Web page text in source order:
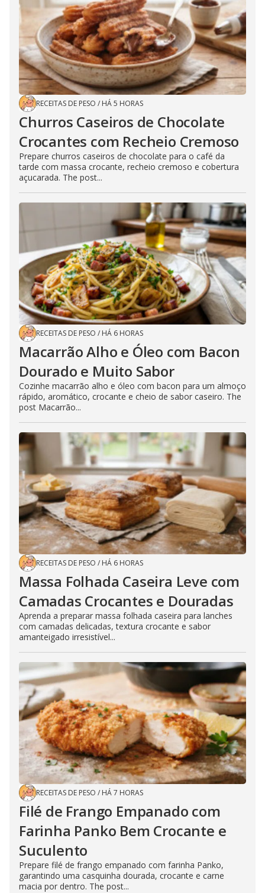
RECEITAS DE PESO / HÁ 5 HORAS
Churros Caseiros de Chocolate
Crocantes com Recheio Cremoso
Prepare churros caseiros de chocolate para o café da
tarde com massa crocante, recheio cremoso e cobertura
açucarada. The post...
RECEITAS DE PESO / HÁ 6 HORAS
Macarrão Alho e Óleo com Bacon
Dourado e Muito Sabor
Cozinhe macarrão alho e óleo com bacon para um almoço
rápido, aromático, crocante e cheio de sabor caseiro. The
post Macarrão...
RECEITAS DE PESO / HÁ 6 HORAS
Massa Folhada Caseira Leve com
Camadas Crocantes e Douradas
Aprenda a preparar massa folhada caseira para lanches
com camadas delicadas, textura crocante e sabor
amanteigado irresistível...
RECEITAS DE PESO / HÁ 7 HORAS
Filé de Frango Empanado com
Farinha Panko Bem Crocante e
Suculento
Prepare filé de frango empanado com farinha Panko,
garantindo uma casquinha dourada, crocante e carne
macia por dentro. The post...